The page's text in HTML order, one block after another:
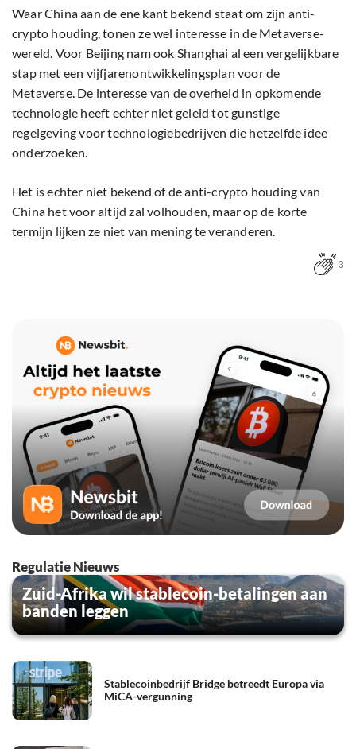
Waar China aan de ene kant bekend staat om zijn anti-
crypto houding, tonen ze wel interesse in de Metaverse-
wereld. Voor Beijing nam ook Shanghai al een vergelijkbare
stap met een vijfjarenontwikkelingsplan voor de
Metaverse. De interesse van de overheid in opkomende
technologie heeft echter niet geleid tot gunstige
regelgeving voor technologiebedrijven die hetzelfde idee
onderzoeken.
Het is echter niet bekend of de anti-crypto houding van
China het voor altijd zal volhouden, maar op de korte
termijn lijken ze niet van mening te veranderen.
3
Regulatie Nieuws
Zuid-Afrika wil stablecoin-betalingen aan
banden leggen
Stablecoinbedrijf Bridge betreedt Europa via
MiCA-vergunning